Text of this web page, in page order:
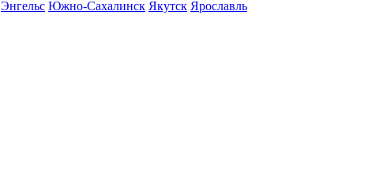
Энгельс Южно-Сахалинск Якутск Ярославль